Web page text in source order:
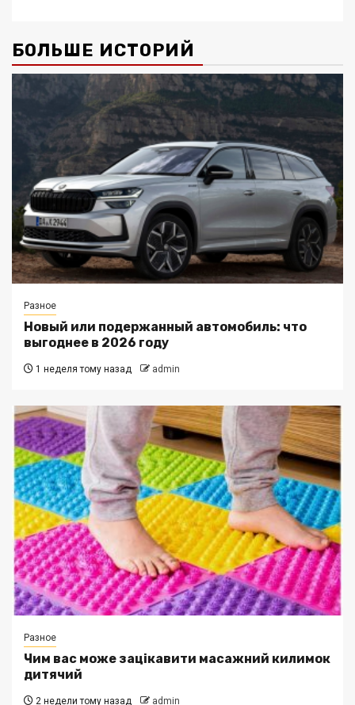
БОЛЬШЕ ИСТОРИЙ
Разное
Новый или подержанный автомобиль: что
выгоднее в 2026 году
1 неделя тому назад admin
Разное
Чим вас може зацікавити масажний килимок
дитячий
2 недели тому назад admin